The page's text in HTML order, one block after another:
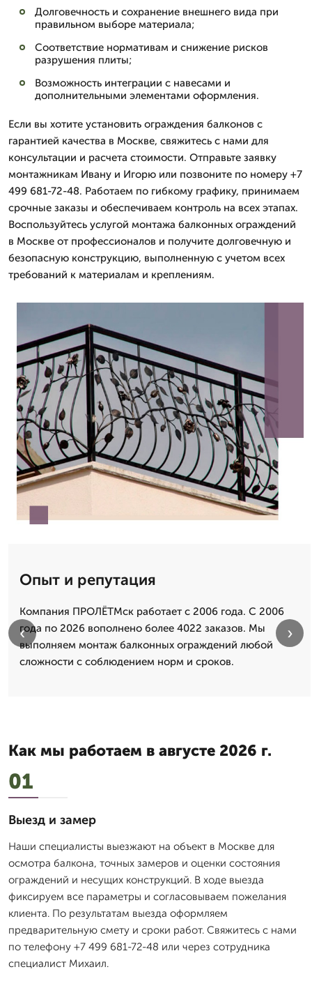
Долговечность и сохранение внешнего вида при
правильном выборе материала;
Соответствие нормативам и снижение рисков
разрушения плиты;
Возможность интеграции с навесами и
дополнительными элементами оформления.
Если вы хотите установить ограждения балконов с
гарантией качества в Москве, свяжитесь с нами для
консультации и расчета стоимости. Отправьте заявку
монтажникам Ивану и Игорю или позвоните по номеру +7
499 681-72-48. Работаем по гибкому графику, принимаем
срочные заказы и обеспечиваем контроль на всех этапах.
Воспользуйтесь услугой монтажа балконных ограждений
в Москве от профессионалов и получите долговечную и
безопасную конструкцию, выполненную с учетом всех
требований к материалам и креплениям.
Опыт и репутация
Компания ПРОЛЁТМск работает с 2006 года. С 2006
года по 2026 вополнено более 4022 заказов. Мы
выполняем монтаж балконных ограждений любой
сложности с соблюдением норм и сроков.
‹ ›
Как мы работаем в августе 2026 г.
01
Выезд и замер
Наши специалисты выезжают на объект в Москве для
осмотра балкона, точных замеров и оценки состояния
ограждений и несущих конструкций. В ходе выезда
фиксируем все параметры и согласовываем пожелания
клиента. По результатам выезда оформляем
предварительную смету и сроки работ. Свяжитесь с нами
по телефону +7 499 681-72-48 или через сотрудника
специалист Михаил.